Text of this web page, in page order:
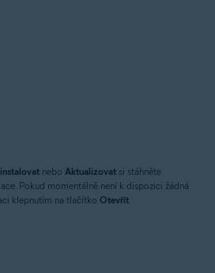
nebo Aktualizovat si stáhněte
Pokud momentálně není k dispozici žádná
klepnutím na tlačítko Otevřít.